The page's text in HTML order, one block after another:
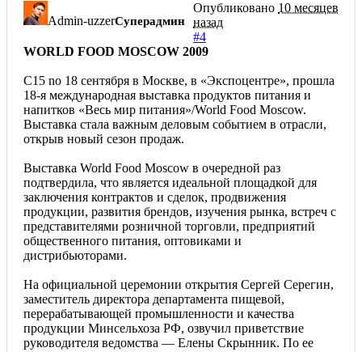
Admin-uzzerСуперадмин
Опубликовано 10 месяцев
назад
#4
WORLD FOOD MOSCOW 2009
C15 no 18 сентября в Москве, в «Экспоцентре», прошла
18-я международная выставка продуктов питания и
напитков «Весь мир питания»/World Food Moscow.
Выставка стала важным деловым событием в отрасли,
открыв новый сезон продаж.
Выставка World Food Moscow в очередной раз
подтвердила, что является идеальной площадкой для
заключения контрактов и сделок, продвижения
продукции, развития брендов, изучения рынка, встреч с
представителями розничной торговли, предприятий
общественного питания, оптовиками и
дистрибьюторами.
На официальной церемонии открытия Сергей Серегин,
заместитель директора департамента пищевой,
перерабатывающей промышленности и качества
продукции Минсельхоза РФ, озвучил приветствие
руководителя ведомства — Елены Скрынник. По ее